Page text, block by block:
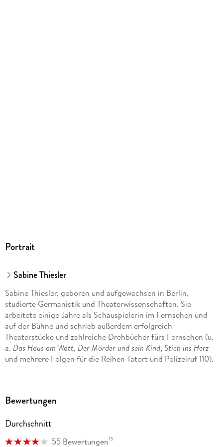
Portrait
Sabine Thiesler
Sabine Thiesler, geboren und aufgewachsen in Berlin,
studierte Germanistik und Theaterwissenschaften. Sie
arbeitete einige Jahre als Schauspielerin im Fernsehen und
auf der Bühne und schrieb außerdem erfolgreich
Theaterstücke und zahlreiche Drehbücher fürs Fernsehen (u.
a. Das Haus am Watt, Der Mörder und sein Kind, Stich ins Herz
und mehrere Folgen für die Reihen Tatort und Polizeiruf 110).
Ihr Debütroman 'Der Kindersammler' war ein sensationeller
Bewertungen
Durchschnitt
55 Bewertungen15